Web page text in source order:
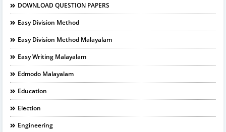
DOWNLOAD QUESTION PAPERS
Easy Division Method
Easy Division Method Malayalam
Easy Writing Malayalam
Edmodo Malayalam
Education
Election
Engineering